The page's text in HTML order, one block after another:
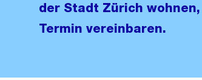
der Stadt Zürich
Termin vereinbaren.